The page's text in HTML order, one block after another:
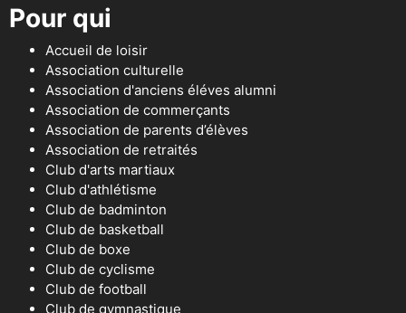
Pour qui
Accueil de loisir
Association culturelle
Association d'anciens éléves alumni
Association de commerçants
Association de parents d’élèves
Association de retraités
Club d'arts martiaux
Club d'athlétisme
Club de badminton
Club de basketball
Club de boxe
Club de cyclisme
Club de football
Club de gymnastique